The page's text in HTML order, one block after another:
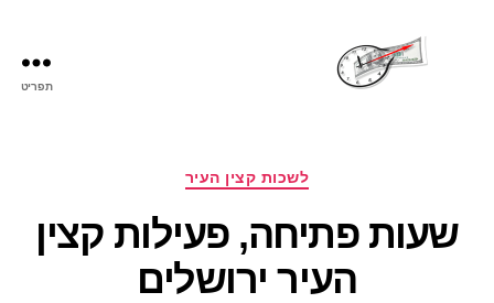
תפריט
קטגוריות
לשכות קצין העיר
שעות פתיחה, פעילות קצין
העיר ירושלים